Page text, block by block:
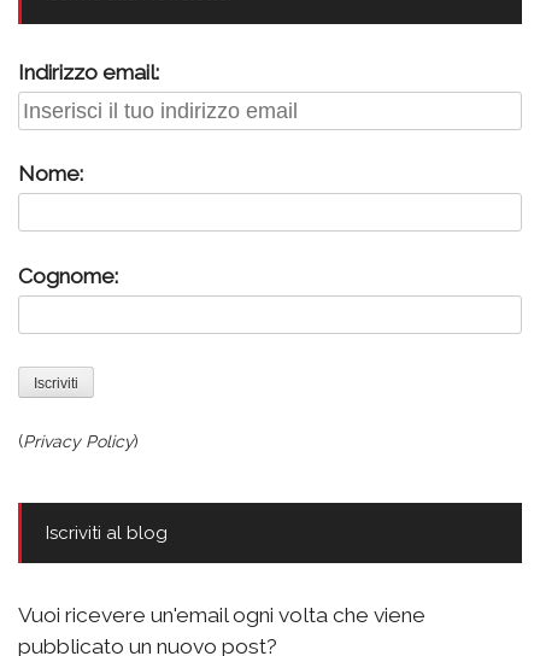
Indirizzo email:
Nome:
Cognome:
(Privacy Policy)
Iscriviti al blog
Vuoi ricevere un'email ogni volta che viene
pubblicato un nuovo post?